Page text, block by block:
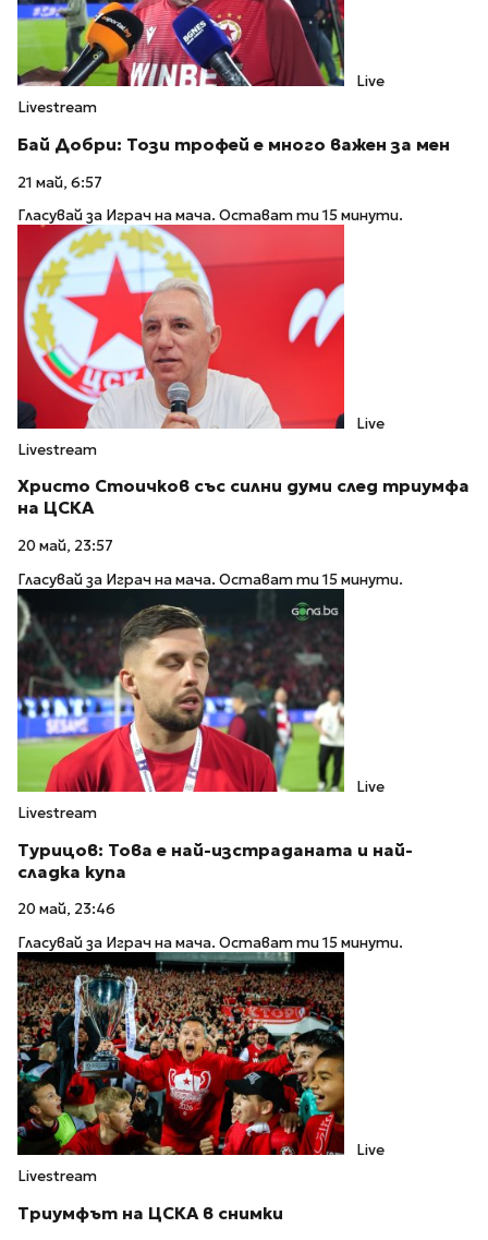
Live
Livestream
Бай Добри: Този трофей е много важен за мен
21 май, 6:57
Гласувай за Играч на мача. Остават ти 15 минути.
Live
Livestream
Христо Стоичков със силни думи след триумфа
на ЦСКА
20 май, 23:57
Гласувай за Играч на мача. Остават ти 15 минути.
Live
Livestream
Турицов: Това е най-изстраданата и най-
сладка купа
20 май, 23:46
Гласувай за Играч на мача. Остават ти 15 минути.
Live
Livestream
Триумфът на ЦСКА в снимки